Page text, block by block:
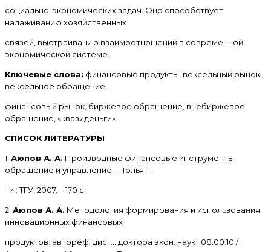
социально-экономических задач. Оно способствует
налаживанию хозяйственных
связей, выстраиванию взаимоотношений в современной
экономической системе.
Ключевые слова: финансовые продукты, вексельный рынок,
вексельное обращение,
финансовый рынок, биржевое обращение, внебиржевое
обращение, «квазиденьги».
СПИСОК ЛИТЕРАТУРЫ
1. Аюпов А. А. Производные финансовые инструменты:
обращение и управление. – Тольят-
ти : ТГУ, 2007. – 170 с.
2. Аюпов А. А. Методология формирования и использования
инновационных финансовых
продуктов: автореф. дис. … доктора экон. наук : 08.00.10 /